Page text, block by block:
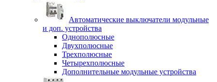
Автоматические выключатели модульные
и доп. устройства
Однополюсные
Двухполюсные
Трехполюсные
Четырехполюсные
Дополнительные модульные устройства